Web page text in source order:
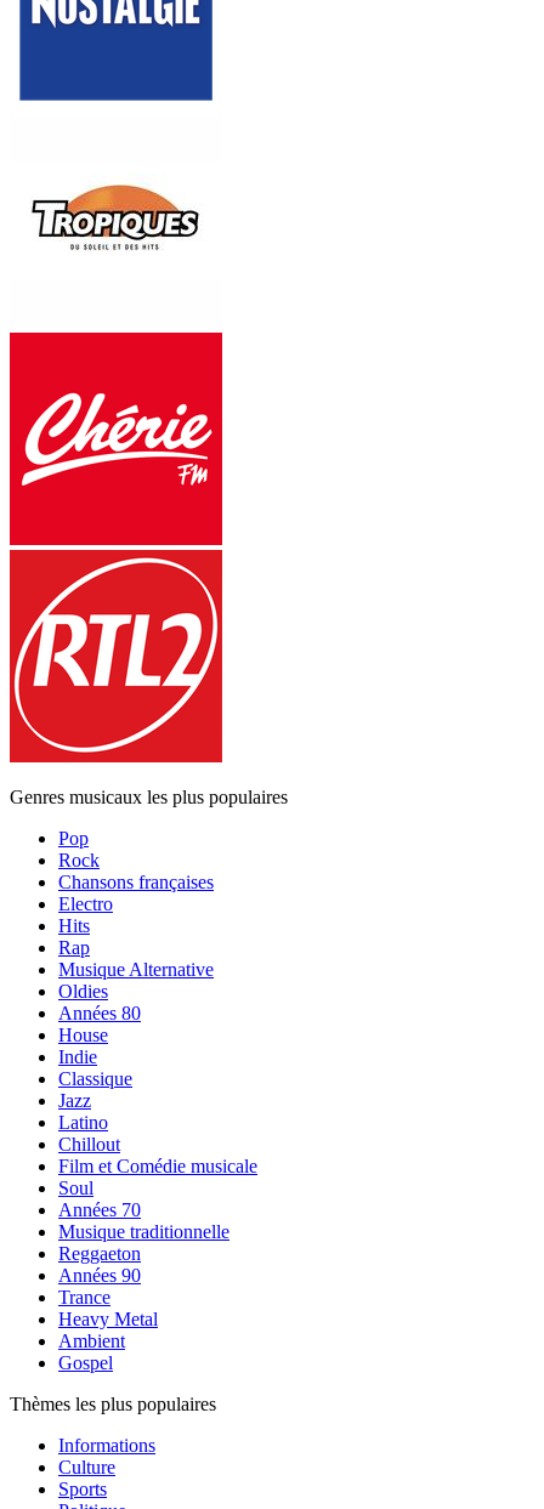
Genres musicaux les plus populaires
Pop
Rock
Chansons françaises
Electro
Hits
Rap
Musique Alternative
Oldies
Années 80
House
Indie
Classique
Jazz
Latino
Chillout
Film et Comédie musicale
Soul
Années 70
Musique traditionnelle
Reggaeton
Années 90
Trance
Heavy Metal
Ambient
Gospel
Thèmes les plus populaires
Informations
Culture
Sports